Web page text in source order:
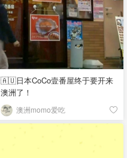
🇦🇺日本CoCo壹番屋终于要开来
澳洲了！
澳洲momo爱吃